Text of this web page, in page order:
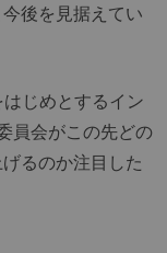
後を見据えてい
じめとするイン
員会がこの先どの
るのか注目した